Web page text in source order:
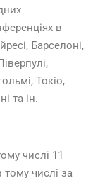
в
Барселоні,
Токіо,
та ін.
числі 11
тому числі за